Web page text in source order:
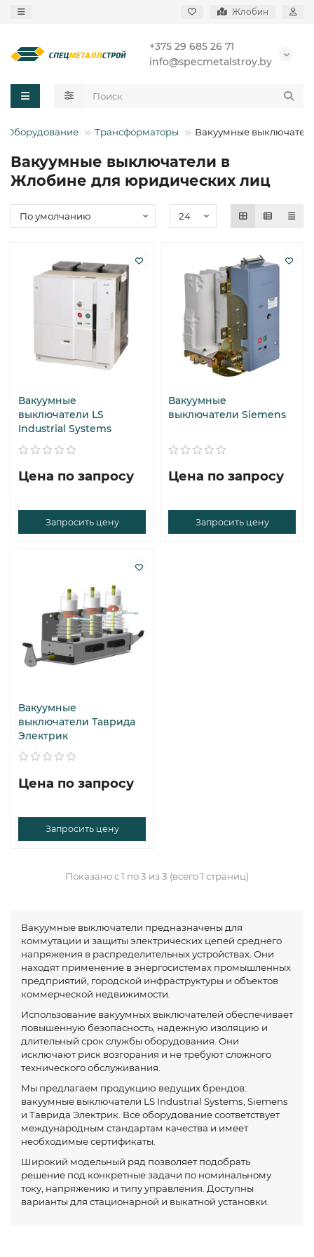
Жлобин
+375 29 685 26 71
info@specmetalstroy.by
Оборудование Трансформаторы Вакуумные
Вакуумные выключатели в
Жлобине для юридических лиц
Вакуумные
выключатели LS
Industrial Systems
Цена по запросу
Запросить цену
Вакуумные
выключатели Siemens
Цена по запросу
Запросить цену
Вакуумные
выключатели Таврида
Электрик
Цена по запросу
Запросить цену
Показано с 1 по 3 из 3 (всего 1 страниц)
Вакуумные выключатели предназначены для
коммутации и защиты электрических цепей среднего
напряжения в распределительных устройствах. Они
находят применение в энергосистемах промышленных
предприятий, городской инфраструктуры и объектов
коммерческой недвижимости.
Использование вакуумных выключателей обеспечивает
повышенную безопасность, надежную изоляцию и
длительный срок службы оборудования. Они
исключают риск возгорания и не требуют сложного
технического обслуживания.
Мы предлагаем продукцию ведущих брендов:
вакуумные выключатели LS Industrial Systems, Siemens
и Таврида Электрик. Все оборудование соответствует
международным стандартам качества и имеет
необходимые сертификаты.
Широкий модельный ряд позволяет подобрать
решение под конкретные задачи по номинальному
току, напряжению и типу управления. Доступны
варианты для стационарной и выкатной установки.